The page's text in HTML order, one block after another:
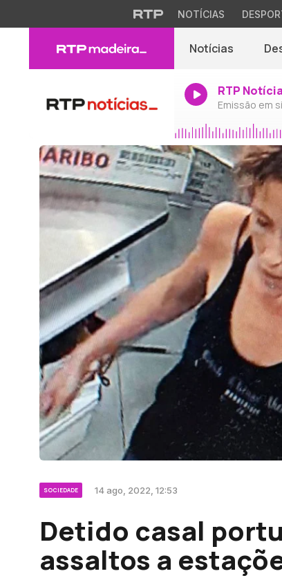
NOTÍCIAS
Notícias
RTP
Emissão em
SOCIEDADE 14 ago, 2022, 12:53
Detido casal
assaltos a